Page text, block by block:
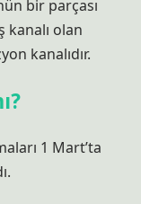
bir parçası
kanalı olan
kanalıdır.
1 Mart’ta